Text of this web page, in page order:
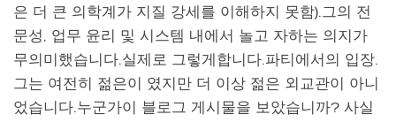
은 더 큰 의학계가 지질 강세를 이해하지 못함).그의 전
문성, 업무 윤리 및 시스템 내에서 놀고 자하는 의지가
무의미했습니다.실제로 그렇게합니다.파티에서의 입장.
그는 여전히 젊은이 였지만 더 이상 젊은 외교관이 아니
었습니다.누군가이 블로그 게시물을 보았습니까? 사실